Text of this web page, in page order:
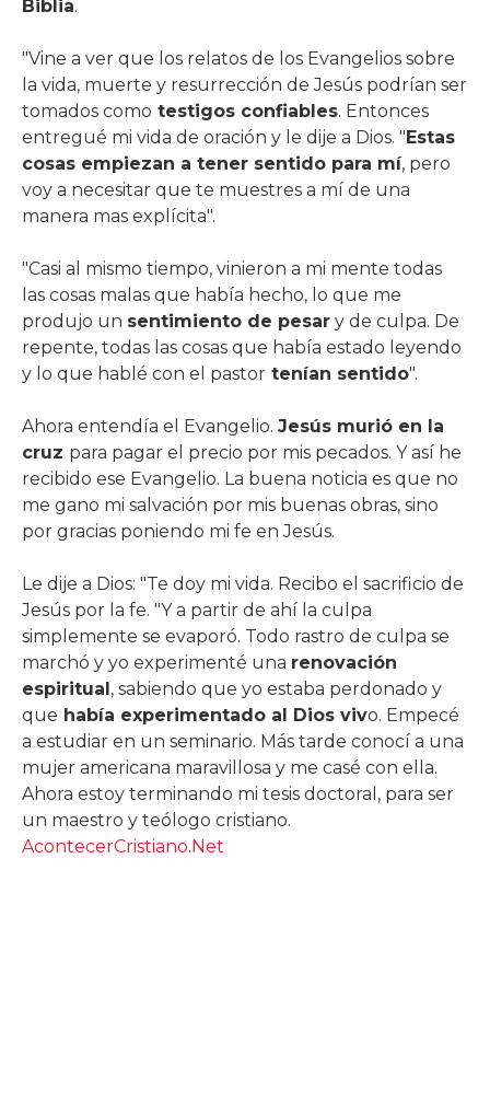
Biblia.
"Vine a ver que los relatos de los Evangelios sobre
la vida, muerte y resurrección de Jesús podrían ser
tomados como testigos confiables. Entonces
entregué mi vida de oración y le dije a Dios. "Estas
cosas empiezan a tener sentido para mí, pero
voy a necesitar que te muestres a mí de una
manera mas explícita".
"Casi al mismo tiempo, vinieron a mi mente todas
las cosas malas que había hecho, lo que me
produjo un sentimiento de pesar y de culpa. De
repente, todas las cosas que había estado leyendo
y lo que hablé con el pastor tenían sentido".
Ahora entendía el Evangelio. Jesús murió en la
cruz para pagar el precio por mis pecados. Y así he
recibido ese Evangelio. La buena noticia es que no
me gano mi salvación por mis buenas obras, sino
por gracias poniendo mi fe en Jesús.
Le dije a Dios: "Te doy mi vida. Recibo el sacrificio de
Jesús por la fe. "Y a partir de ahí la culpa
simplemente se evaporó. Todo rastro de culpa se
marchó y yo experimenté una renovación
espiritual, sabiendo que yo estaba perdonado y
que había experimentado al Dios vivo. Empecé
a estudiar en un seminario. Más tarde conocí a una
mujer americana maravillosa y me casé con ella.
Ahora estoy terminando mi tesis doctoral, para ser
un maestro y teólogo cristiano.
AcontecerCristiano.Net